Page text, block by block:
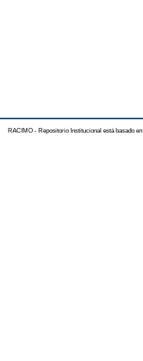
RACIMO - Repositorio Institucional está basado en